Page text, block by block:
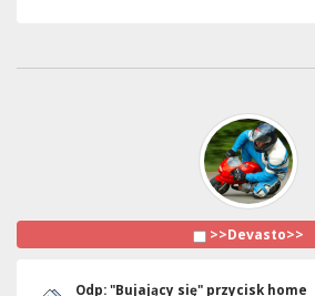
>>Devasto>>
Odp: "Bujający się" przycisk home